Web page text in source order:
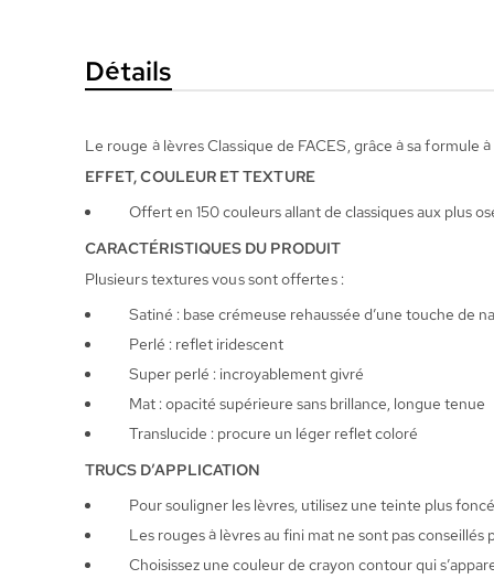
d’imagesDétails
Le rouge à lèvres Classique de FACES, grâce à sa
EFFET, COULEUR ET TEXTURE
Offert en 150 couleurs allant de classiques aux plus
CARACTÉRISTIQUES DU PRODUIT
Plusieurs textures vous sont offertes :
Satiné : base crémeuse rehaussée d’une touche de
Perlé : reflet iridescent
Super perlé : incroyablement givré
Mat : opacité supérieure sans brillance, longue tenue
Translucide : procure un léger reflet coloré
TRUCS D’APPLICATION
Pour souligner les lèvres, utilisez une teinte plus
Les rouges à lèvres au fini mat ne sont pas
Choisissez une couleur de crayon contour qui